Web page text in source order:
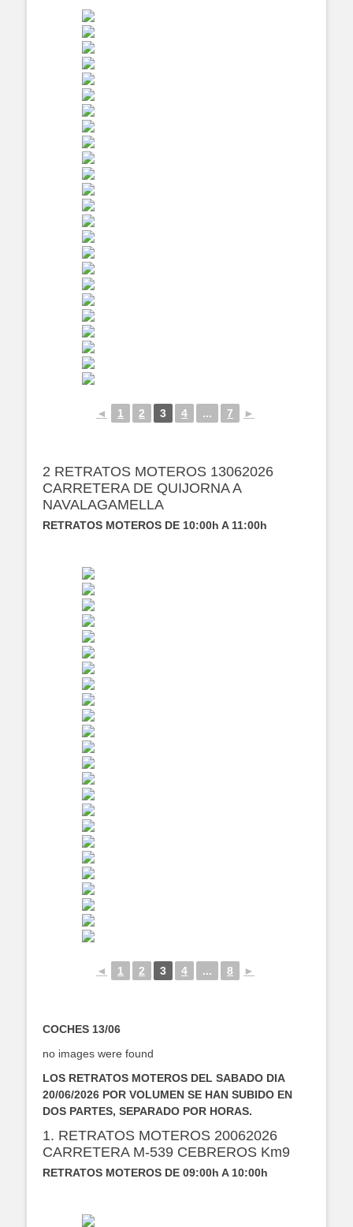
◄ 1 2 3 4 ... 7 ►
2 RETRATOS MOTEROS 13062026
CARRETERA DE QUIJORNA A
NAVALAGAMELLA
RETRATOS MOTEROS DE 10:00h A 11:00h
◄ 1 2 3 4 ... 8 ►
COCHES 13/06
no images were found
LOS RETRATOS MOTEROS DEL SABADO DIA
20/06/2026 POR VOLUMEN SE HAN SUBIDO EN
DOS PARTES, SEPARADO POR HORAS.
1. RETRATOS MOTEROS 20062026
CARRETERA M-539 CEBREROS Km9
RETRATOS MOTEROS DE 09:00h A 10:00h